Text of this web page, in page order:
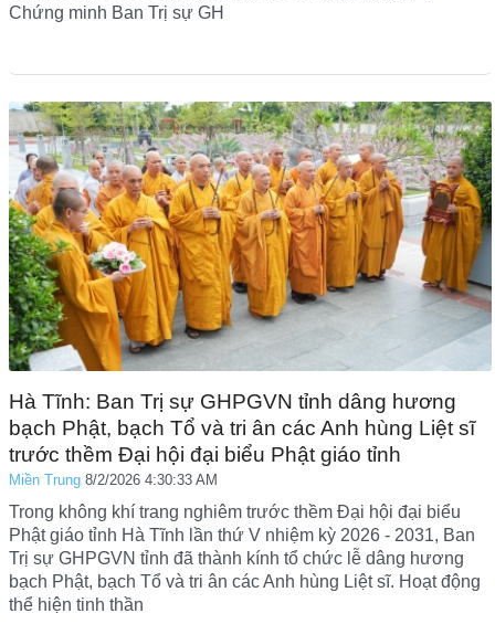
Chứng minh Ban Trị sự GH
Hà Tĩnh: Ban Trị sự GHPGVN tỉnh dâng hương
bạch Phật, bạch Tổ và tri ân các Anh hùng Liệt sĩ
trước thềm Đại hội đại biểu Phật giáo tỉnh
Miền Trung 8/2/2026 4:30:33 AM
Trong không khí trang nghiêm trước thềm Đại hội đại biểu
Phật giáo tỉnh Hà Tĩnh lần thứ V nhiệm kỳ 2026 - 2031, Ban
Trị sự GHPGVN tỉnh đã thành kính tổ chức lễ dâng hương
bạch Phật, bạch Tổ và tri ân các Anh hùng Liệt sĩ. Hoạt động
thể hiện tinh thần